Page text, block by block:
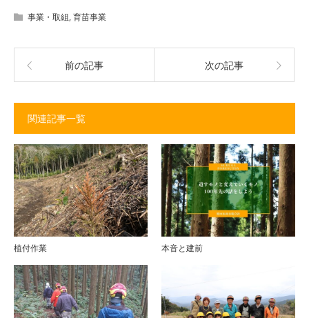
事業・取組,育苗事業
前の記事 次の記事
関連記事一覧
植付作業 本音と建前